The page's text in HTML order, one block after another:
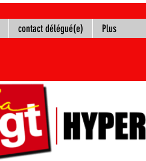
contact délégué(e) Plus